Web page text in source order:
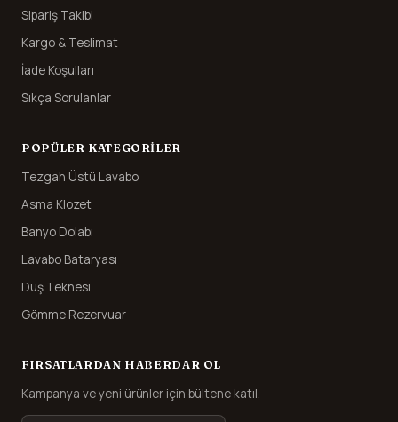
Sipariş Takibi
Kargo & Teslimat
İade Koşulları
Sıkça Sorulanlar
POPÜLER KATEGORILER
Tezgah Üstü Lavabo
Asma Klozet
Banyo Dolabı
Lavabo Bataryası
Duş Teknesi
Gömme Rezervuar
FIRSATLARDAN HABERDAR OL
Kampanya ve yeni ürünler için bültene katıl.